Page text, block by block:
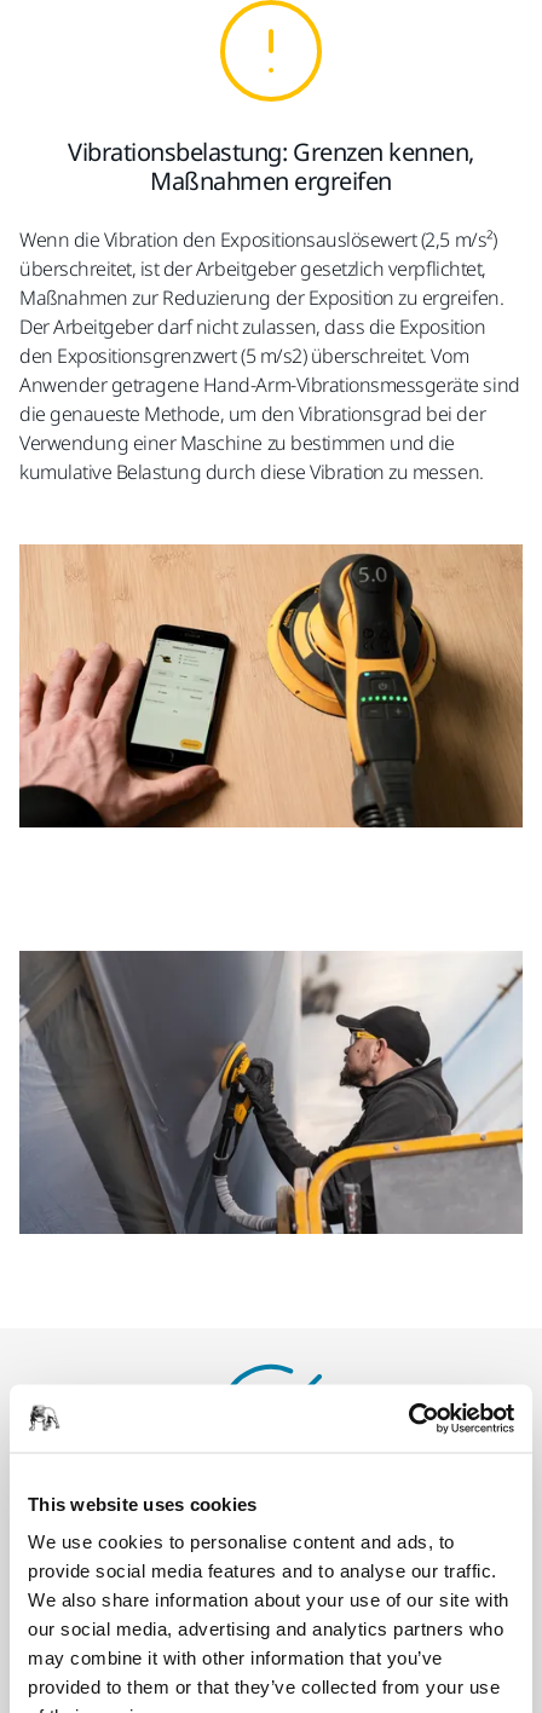
This website uses cookies
We use cookies to personalise content and ads, to
provide social media features and to analyse our traffic.
We also share information about your use of our site with
our social media, advertising and analytics partners who
may combine it with other information that you’ve
provided to them or that they’ve collected from your use
Vibrationsbelastung: Grenzen kennen,
Maßnahmen ergreifen
Wenn die Vibration den Expositionsauslösewert (2,5 m/s²)
überschreitet, ist der Arbeitgeber gesetzlich verpflichtet,
Maßnahmen zur Reduzierung der Exposition zu ergreifen.
Der Arbeitgeber darf nicht zulassen, dass die Exposition
den Expositionsgrenzwert (5 m/s2) überschreitet. Vom
Anwender getragene Hand-Arm-Vibrationsmessgeräte sind
die genaueste Methode, um den Vibrationsgrad bei der
Verwendung einer Maschine zu bestimmen und die
kumulative Belastung durch diese Vibration zu messen.
Checkliste für maschinelle Schleifarbeit
Wenn eine Arbeit mit vibrierenden Maschinen ausgeführt
werden muss, empfiehltHSE (UK) den Arbeitskräften die
folgenden Maßnahmen:
Bitten Sie um die Verwendung geeigneter